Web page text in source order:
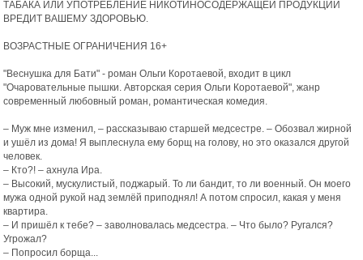
ТАБАКА ИЛИ УПОТРЕБЛЕНИЕ НИКОТИНОСОДЕРЖАЩЕЙ ПРОДУКЦИИ
ВРЕДИТ ВАШЕМУ ЗДОРОВЬЮ.
ВОЗРАСТНЫЕ ОГРАНИЧЕНИЯ 16+
"Веснушка для Бати" - роман Ольги Коротаевой, входит в цикл
"Очаровательные пышки. Авторская серия Ольги Коротаевой", жанр
современный любовный роман, романтическая комедия.
– Муж мне изменил, – рассказываю старшей медсестре. – Обозвал жирной
и ушёл из дома! Я выплеснула ему борщ на голову, но это оказался другой
человек.
– Кто?! – ахнула Ира.
– Высокий, мускулистый, поджарый. То ли бандит, то ли военный. Он моего
мужа одной рукой над землёй приподнял! А потом спросил, какая у меня
квартира.
– И пришёл к тебе? – заволновалась медсестра. – Что было? Ругался?
Угрожал?
– Попросил борща...